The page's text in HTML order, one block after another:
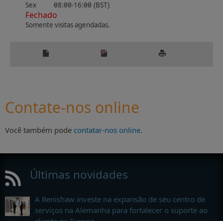
Sex
08:00-16:00 (BST)
Fechado
Somente visitas agendadas.
Contate-nos online
Você também pode contatar-nos online.
Últimas novidades
A Renishaw investe na expansão de seu centro de
serviços na Alemanha para fortalecer o suporte ao